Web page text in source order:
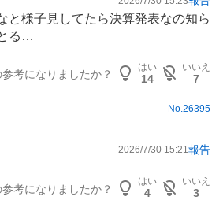
と様子見してたら決算発表なの知ら
る…
考になりましたか？
はい
14
いいえ
7
No.26395
2026/7/30 15:21報告
考になりましたか？
はい
4
いいえ
3